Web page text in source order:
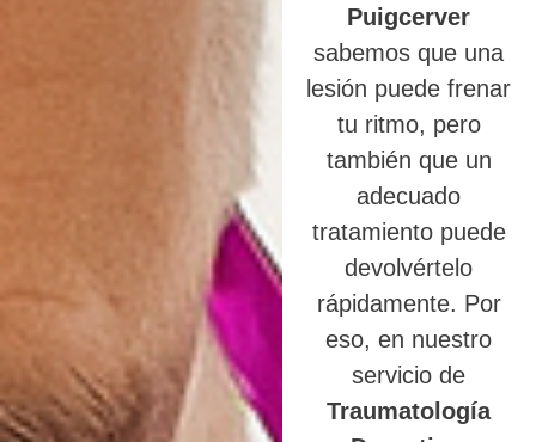
Puigcerver
sabemos que una
lesión puede frenar
tu ritmo, pero
también que un
adecuado
tratamiento puede
devolvértelo
rápidamente. Por
eso, en nuestro
servicio de
Traumatología